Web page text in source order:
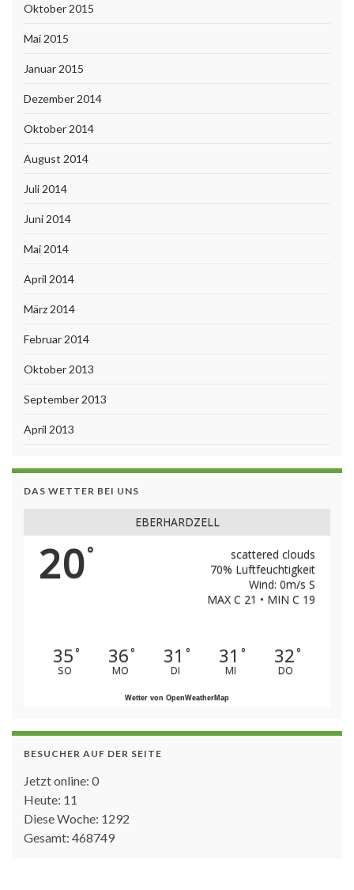
Oktober 2015
Mai 2015
Januar 2015
Dezember 2014
Oktober 2014
August 2014
Juli 2014
Juni 2014
Mai 2014
April 2014
März 2014
Februar 2014
Oktober 2013
September 2013
April 2013
DAS WETTER BEI UNS
EBERHARDZELL
20°
scattered clouds
70% Luftfeuchtigkeit
Wind: 0m/s S
MAX C 21 • MIN C 19
35°
SO
36°
MO
31 °
DI
31 °
MI
32°
DO
Wetter von OpenWeatherMap
BESUCHER AUF DER SEITE
Jetzt online: 0
Heute: 11
Diese Woche: 1292
Gesamt: 468749